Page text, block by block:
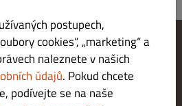
postupech,
cookies“, „marketing“ a
naleznete v našich
údajů. Pokud chcete
podívejte se na naše